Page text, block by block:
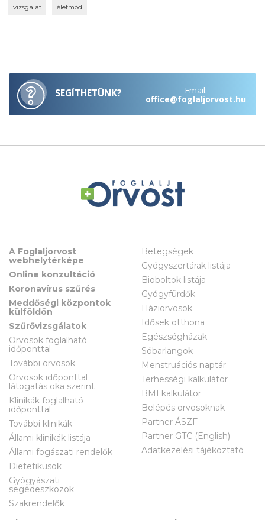
vizsgálat életmód
SEGÍTHETÜNK? Email:
office@foglaljorvost.hu
A Foglaljorvost
webhelytérképe
Online konzultáció
Koronavírus szűrés
Meddőségi központok
külföldön
Szűrővizsgálatok
Orvosok foglalható
időponttal
További orvosok
Orvosok időponttal
látogatás oka szerint
Klinikák foglalható
időponttal
További klinikák
Állami klinikák listája
Állami fogászati rendelők
Dietetikusok
Gyógyászati
segédeszközök
Szakrendelők
Betegségek
Gyógyszertárak listája
Bioboltok listája
Gyógyfürdők
Háziorvosok
Idősek otthona
Egészségházak
Sóbarlangok
Menstruációs naptár
Terhességi kalkulátor
BMI kalkulátor
Belépés orvosoknak
Partner ÁSZF
Partner GTC (English)
Adatkezelési tájékoztató